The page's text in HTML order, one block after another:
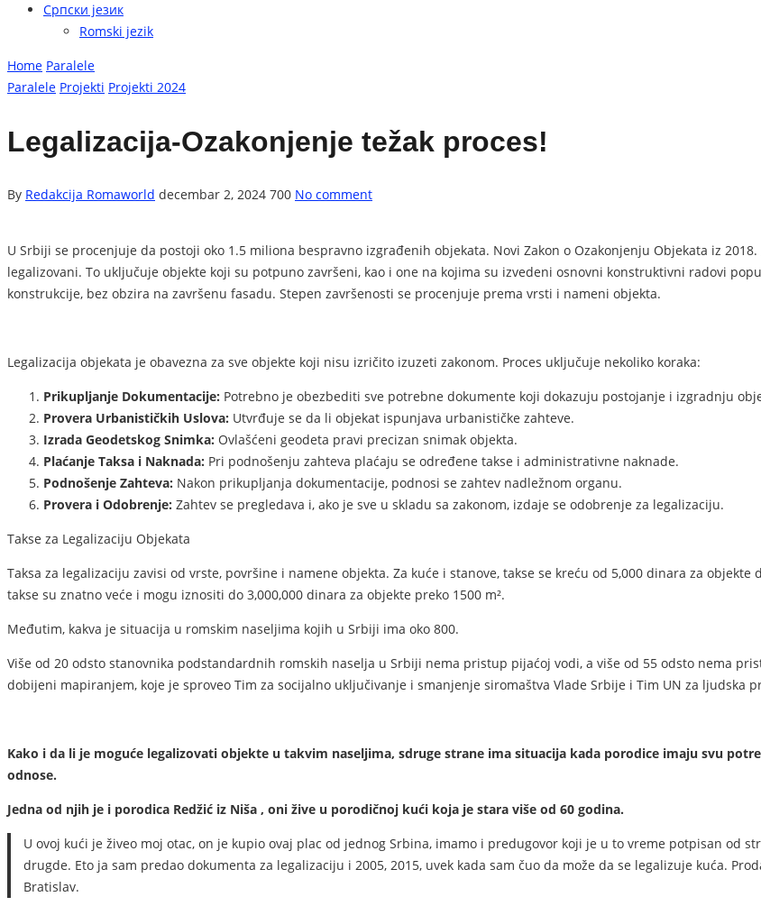
Српски језик
Romski jezik
Home Paralele
Paralele Projekti Projekti 2024
Legalizacija-Ozakonjenje težak proces!
By Redakcija Romaworld decembar 2, 2024 700 No comment
U Srbiji se procenjuje da postoji oko 1.5 miliona bespravno izgrađenih objekata. Novi Zakon o Ozakonjenju Objekata iz
legalizovani. To uključuje objekte koji su potpuno završeni, kao i one na kojima su izvedeni osnovni konstruktivni radovi
konstrukcije, bez obzira na završenu fasadu. Stepen završenosti se procenjuje prema vrsti i nameni objekta.
Legalizacija objekata je obavezna za sve objekte koji nisu izričito izuzeti zakonom. Proces uključuje nekoliko koraka:
Prikupljanje Dokumentacije: Potrebno je obezbediti sve potrebne dokumente koji dokazuju postojanje i izgradnju
Provera Urbanističkih Uslova: Utvrđuje se da li objekat ispunjava urbanističke zahteve.
Izrada Geodetskog Snimka: Ovlašćeni geodeta pravi precizan snimak objekta.
Plaćanje Taksa i Naknada: Pri podnošenju zahteva plaćaju se određene takse i administrativne naknade.
Podnošenje Zahteva: Nakon prikupljanja dokumentacije, podnosi se zahtev nadležnom organu.
Provera i Odobrenje: Zahtev se pregledava i, ako je sve u skladu sa zakonom, izdaje se odobrenje za legalizaciju.
Takse za Legalizaciju Objekata
Taksa za legalizaciju zavisi od vrste, površine i namene objekta. Za kuće i stanove, takse se kreću od 5,000 dinara za objekte
takse su znatno veće i mogu iznositi do 3,000,000 dinara za objekte preko 1500 m².
Međutim, kakva je situacija u romskim naseljima kojih u Srbiji ima oko 800.
Više od 20 odsto stanovnika podstandardnih romskih naselja u Srbiji nema pristup pijaćoj vodi, a više od 55 odsto nema
dobijeni mapiranjem, koje je sproveo Tim za socijalno uključivanje i smanjenje siromaštva Vlade Srbije i Tim UN za ljudska
Kako i da li je moguće legalizovati objekte u takvim naseljima, sdruge strane ima situacija kada porodice imaju svu
odnose.
Jedna od njih je i porodica Redžić iz Niša , oni žive u porodičnoj kući koja je stara više od 60 godina.
U ovoj kući je živeo moj otac, on je kupio ovaj plac od jednog Srbina, imamo i predugovor koji je u to vreme potpisan od
drugde. Eto ja sam predao dokumenta za legalizaciju i 2005, 2015, uvek kada sam čuo da može da se legalizuje kuća.
Bratislav.